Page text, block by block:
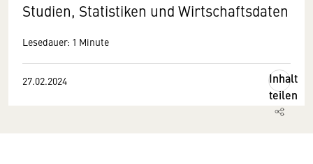
Studien, Statistiken und Wirtschaftsdaten
Lesedauer: 1 Minute
27.02.2024
Inhalt
teilen